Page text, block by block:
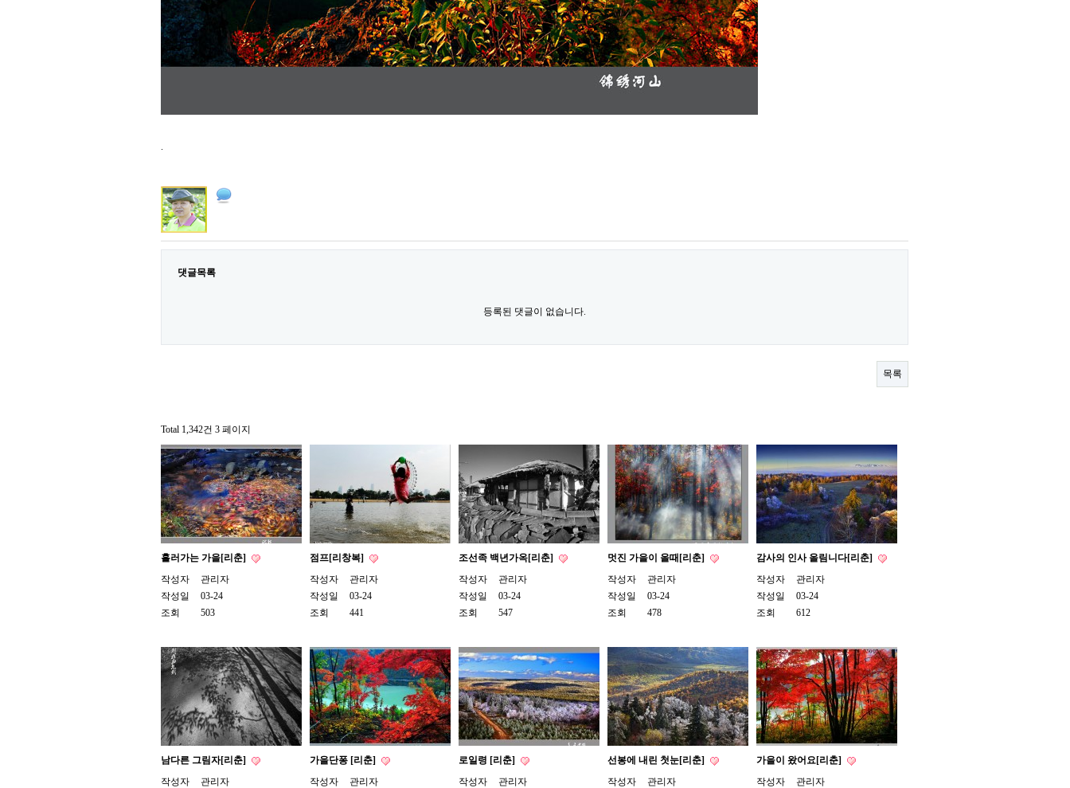
.
댓글목록
등록된 댓글이 없습니다.
목록
Total 1,342건 3 페이지
흘러가는 가을[리춘]
작성자
관리자
작성일
03-24
조회
503
점프[리창복]
작성자
관리자
작성일
03-24
조회
441
조선족 백년가옥[리춘]
작성자
관리자
작성일
03-24
조회
547
멋진 가을이 올때[리춘]
작성자
관리자
작성일
03-24
조회
478
감사의 인사 올림니다[리춘]
작성자
관리자
작성일
03-24
조회
612
남다른 그림자[리춘]
작성자
관리자
가을단퐁 [리춘]
작성자
관리자
로일령 [리춘]
작성자
관리자
선봉에 내린 첫눈[리춘]
작성자
관리자
가을이 왔어요[리춘]
작성자
관리자